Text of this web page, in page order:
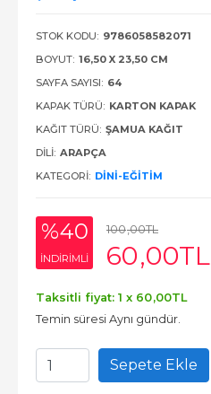
STOK KODU: 9786058582071
BOYUT: 16,50 X 23,50 CM
SAYFA SAYISI: 64
KAPAK TÜRÜ: KARTON KAPAK
KAĞIT TÜRÜ: ŞAMUA KAĞIT
DILI: ARAPÇA
KATEGORI: DINI-EĞITIM
%40
INDIRIMLI
100,00TL
60,00TL
Taksitli fiyat: 1 x 60,00TL
Temin süresi Aynı gündür.
Sepete Ekle